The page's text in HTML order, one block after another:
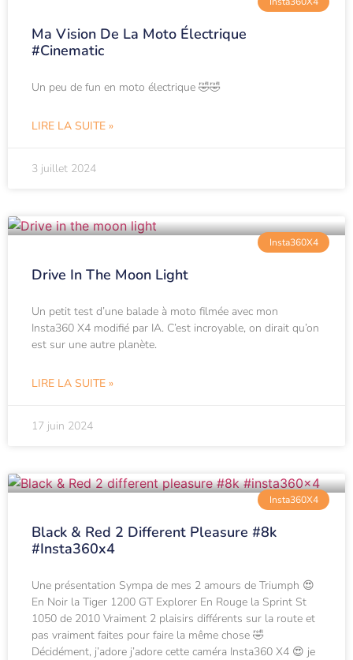
Ma Vision De La Moto Électrique
#cinematic
Un peu de fun en moto électrique 🤣🤣
LIRE LA SUITE »
3 juillet 2024
Insta360X4
Drive In The Moon Light
Un petit test d’une balade à moto filmée avec mon
Insta360 X4 modifié par IA. C’est incroyable, on dirait qu’on
est sur une autre planète.
LIRE LA SUITE »
17 juin 2024
Insta360X4
Black & Red 2 Different Pleasure #8k
#insta360x4
Une présentation Sympa de mes 2 amours de Triumph 😍
En Noir la Tiger 1200 GT Explorer En Rouge la Sprint St
1050 de 2010 Vraiment 2 plaisirs différents sur la route et
pas vraiment faites pour faire la même chose 🤣
Décidément, j’adore j’adore cette caméra Insta360 X4 😍 je